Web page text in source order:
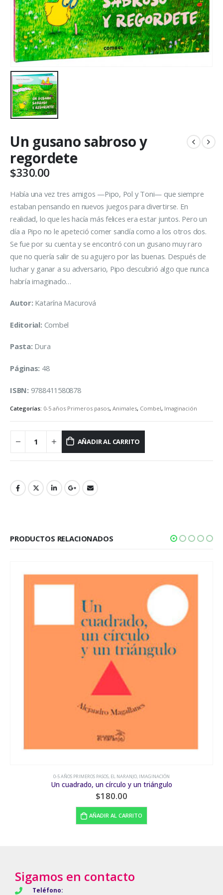
Un gusano sabroso y
regordete
$330.00
Había una vez tres amigos —Pipo, Pol y Toni— que siempre
estaban pensando en nuevos juegos para divertirse. En
realidad, lo que les hacía más felices era estar juntos. Pero un
día a Pipo no le apeteció comer sandía como a los otros dos.
Se fue por su cuenta y se encontró con un gusano muy raro
que no quería salir de su agujero por las buenas. Después de
luchar y ganar a su adversario, Pipo descubrió algo que nunca
habría imaginado…
Autor: Katarína Macurová
Editorial: Combel
Pasta: Dura
Páginas: 48
ISBN: 9788411580878
Categorías: 0-5 años Primeros pasos, Animales, Combel, Imaginación
AÑADIR AL CARRITO
PRODUCTOS RELACIONADOS
EL NARANJO ,IMAGINACIÓN
un círculo y un triángulo
Sigamos en contacto
Teléfono: